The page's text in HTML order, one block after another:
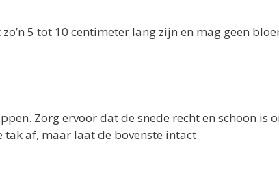
5 tot 10 centimeter lang zijn en mag geen
Zorg ervoor dat de snede recht en schoon is
af, maar laat de bovenste intact.